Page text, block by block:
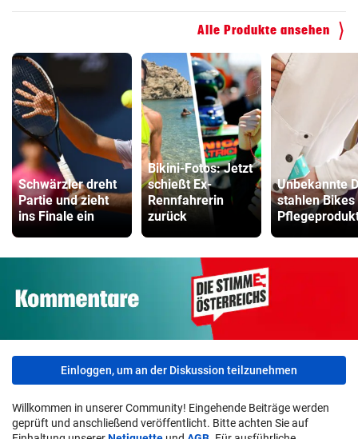
Alle Produkte ansehen
Schwärzler dreht
Partie und zieht
ins Finale ein
Bikini-Fotos: Jetzt
schießt Ex-
Rennfahrerin
zurück
Unbekannte
stahlen Bikes
Einloggen, um an der Diskussion teilzunehmen
Willkommen in unserer Community! Eingehende Beiträge werden
geprüft und anschließend veröffentlicht. Bitte achten Sie auf